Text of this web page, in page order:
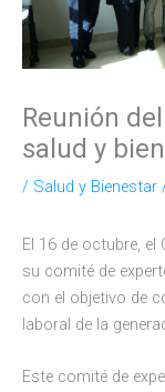
Reunión
salud y
/ Salud y Bienestar
El 16 de octubre,
su comité de
con el objetivo de
laboral de la
Este comité de